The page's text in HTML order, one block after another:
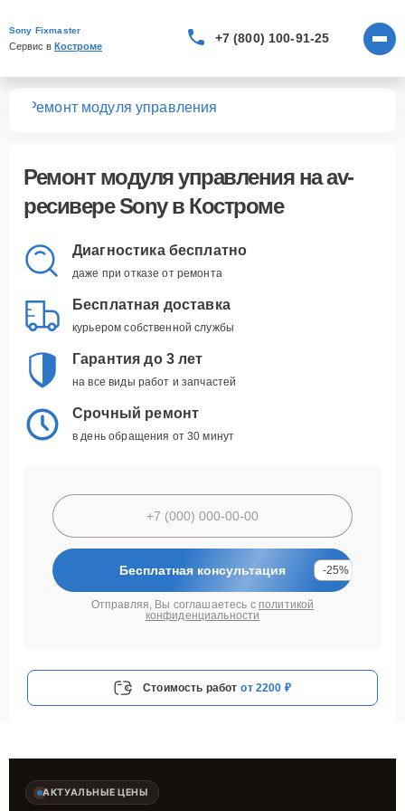
Sony Fixmaster
Сервис в Костроме
+7 (800) 100-91-25
Ремонт модуля управления
Ремонт модуля управленияна av-
ресивере Sony в Костроме
Диагностика бесплатно
даже при отказе от ремонта
Бесплатная доставка
курьером собственной службы
Гарантия до 3 лет
на все виды работ и запчастей
Срочный ремонт
в день обращения от 30 минут
Бесплатная консультация -25%
Отправляя, Вы соглашаетесь с политикой
конфиденциальности
Стоимость работ от 2200 ₽
АКТУАЛЬНЫЕ ЦЕНЫ